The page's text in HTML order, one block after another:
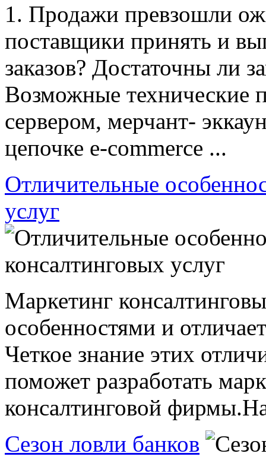
1. Продажи превзошли
поставщики принять и
заказов? Достаточны ли
Возможные технические
сервером, мерчант-
цепочке e-commerce ...
Отличительные
услуг
Маркетинг
особенностями и
Четкое знание этих
поможет разработать
консалтинговой
Сезон ловли банков